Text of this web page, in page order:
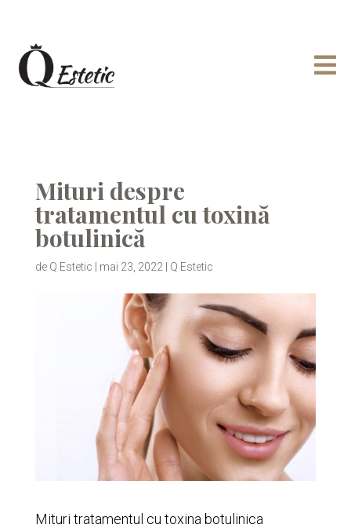

Mituri despre
tratamentul cu toxină
botulinică
de Q Estetic mai 23, 2022 Q Estetic
Mituri tratamentul cu toxina botulinica